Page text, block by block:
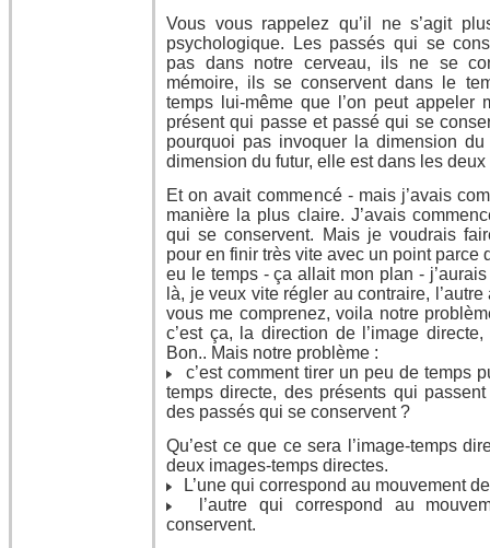
Vous vous rappelez qu’il ne s’agit
psychologique. Les passés qui se
pas dans notre cerveau, ils ne se
mémoire, ils se conservent dans le
temps lui-même que l’on peut appeler
présent qui passe et passé qui se
pourquoi pas invoquer la dimension
dimension du futur, elle est dans les deux
Et on avait commencé - mais j’avais
manière la plus claire. J’avais
qui se conservent. Mais je voudrais
pour en finir très vite avec un point parce
eu le temps - ça allait mon plan -
là, je veux vite régler au contraire,
vous me comprenez, voila notre
c’est ça, la direction de l’image
Bon.. Mais notre problème :
c’est comment tirer un peu de temps
temps directe, des présents qui passent
des passés qui se conservent ?
Qu’est ce que ce sera l’image-temps
deux images-temps directes.
L’une qui correspond au mouvement
l’autre qui correspond au
conservent.